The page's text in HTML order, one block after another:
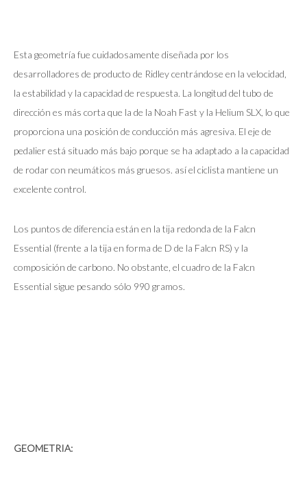
Esta geometría fue cuidadosamente diseñada por los
desarrolladores de producto de Ridley centrándose en la velocidad,
la estabilidad y la capacidad de respuesta. La longitud del tubo de
dirección es más corta que la de la Noah Fast y la Helium SLX, lo que
proporciona una posición de conducción más agresiva. El eje de
pedalier está situado más bajo porque se ha adaptado a la capacidad
de rodar con neumáticos más gruesos. así el ciclista mantiene un
excelente control.
Los puntos de diferencia están en la tija redonda de la Falcn
Essential (frente a la tija en forma de D de la Falcn RS) y la
composición de carbono. No obstante, el cuadro de la Falcn
Essential sigue pesando sólo 990 gramos.
GEOMETRIA: